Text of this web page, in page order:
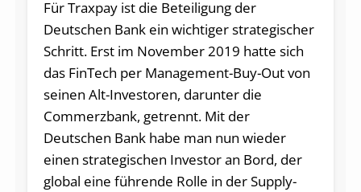
Für Traxpay ist die Beteiligung der
Deutschen Bank ein wichtiger strategischer
Schritt. Erst im November 2019 hatte sich
das FinTech per Management-Buy-Out von
seinen Alt-Investoren, darunter die
Commerzbank, getrennt. Mit der
Deutschen Bank habe man nun wieder
einen strategischen Investor an Bord, der
global eine führende Rolle in der Supply-